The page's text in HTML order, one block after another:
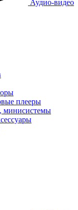
Аудио-видео
плееры
минисистемы